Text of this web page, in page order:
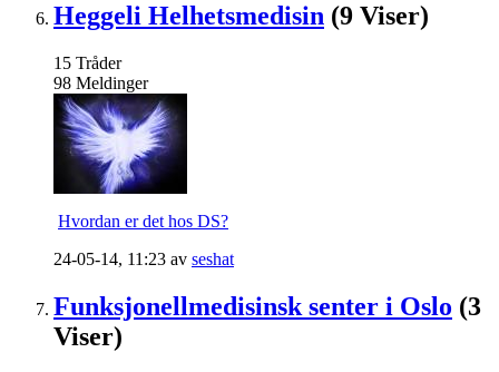
Heggeli Helhetsmedisin (9 Viser)
15 Tråder
98 Meldinger
Hvordan er det hos DS?
24-05-14, 11:23 av seshat
Funksjonellmedisinsk senter i Oslo (3
Viser)